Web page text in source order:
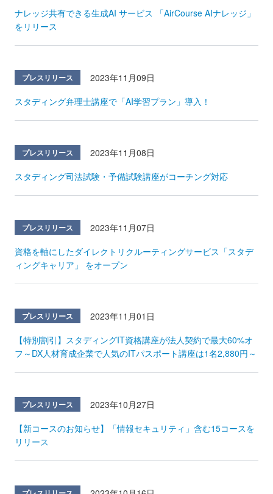
ナレッジ共有できる生成AI サービス 「AirCourse AIナレッジ」
をリリース
プレスリリース
2023年11月09日
スタディング弁理士講座で「AI学習プラン」導入！
プレスリリース
2023年11月08日
スタディング司法試験・予備試験講座がコーチング対応
プレスリリース
2023年11月07日
資格を軸にしたダイレクトリクルーティングサービス「スタデ
ィングキャリア」 をオープン
プレスリリース
2023年11月01日
【特別割引】スタディングIT資格講座が法人契約で最大60%オ
フ～DX人材育成企業で人気のITパスポート講座は1名2,880円～
プレスリリース
2023年10月27日
【新コースのお知らせ】「情報セキュリティ」含む15コースを
リリース